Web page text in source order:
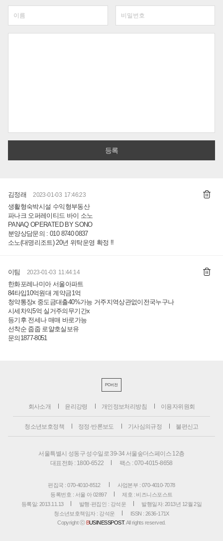
김정래 2023-01-03 17:46:23
생활형숙박시설 수익형부동산
파나크 오퍼레이티드 바이 소노
PANAQ OPERATED BY SONO
분양상담문의 : 010 8740 0837
소노(대명리조트) 20년 위탁운영 확정 !!
이팀 2023-01-03 11:44:14
한화포레나미아 서울아파트
84타입10억원대 계약금1억
청약통장x 중도금대출40%가능 거주지역상관없이전국누구나
시세차익5억 실거주의무기간x
등기후 전세나 매매 바로가능
선착순 줍줍 로얄호실보유
문의1877-8051
PC버전
회사소개 윤리강령 개인정보처리방침 이용자위원회
청소년보호정책 정정·반론보도 기사심의규정 불편신고
서울특별시 성동구 성수일로 39-34 서울숲더스페이스 12층
대표전화 : 1800-6522
팩스 : 070-4015-8658
편집국 : 070-4010-8512
사업본부 : 070-4010-7078
등록번호 : 서울 아 02897
제호 : 비즈니스포스트
등록일: 2013.11.13
발행·편집인 : 강석운
발행일자: 2013년 12월 2일
청소년보호책임자 : 강석운
ISSN : 2636-171X
Copyright ⓒ BUSINESSPOST. All rights reserved.